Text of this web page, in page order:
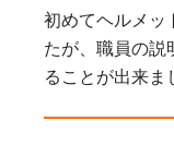
初めてヘルメッ
たが、職員の説
ることが出来ま